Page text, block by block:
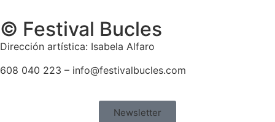
© Festival Bucles
Dirección artística: Isabela Alfaro
608 040 223 – info@festivalbucles.com
Newsletter